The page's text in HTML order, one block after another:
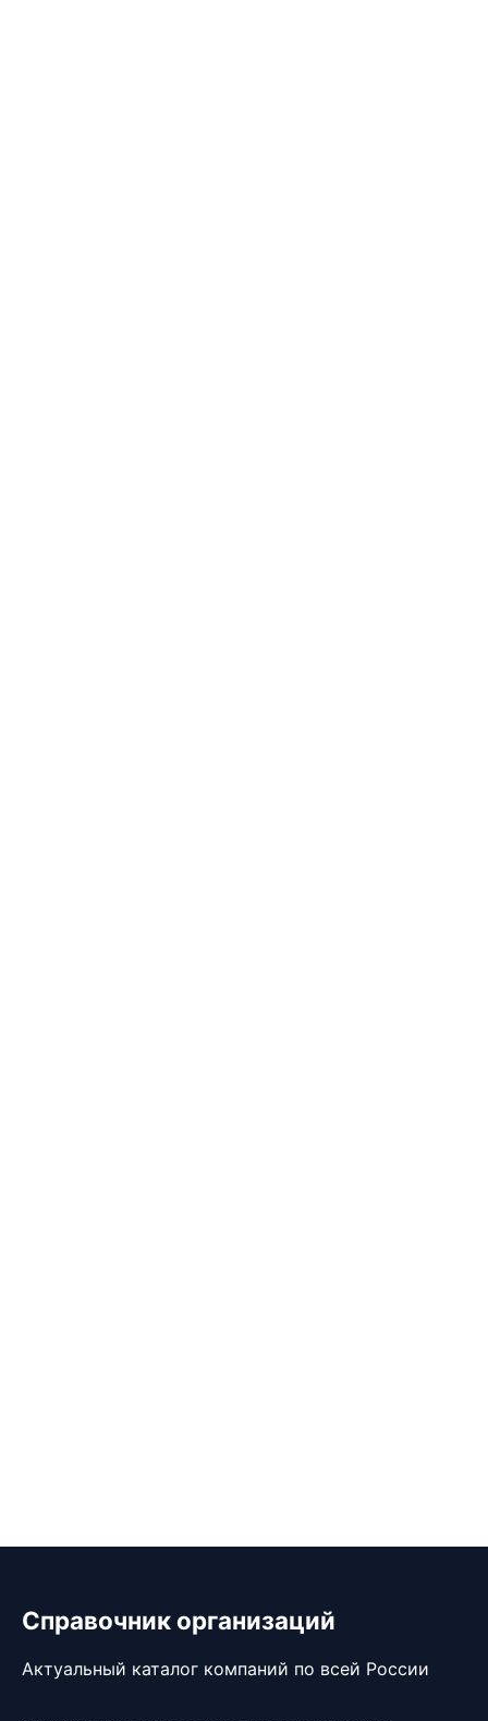
Справочник организаций
Актуальный каталог компаний по всей России